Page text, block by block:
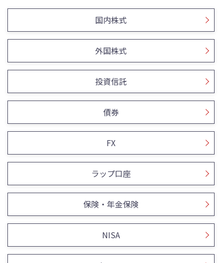
国内株式
外国株式
投資信託
債券
FX
ラップ口座
保険・年金保険
NISA